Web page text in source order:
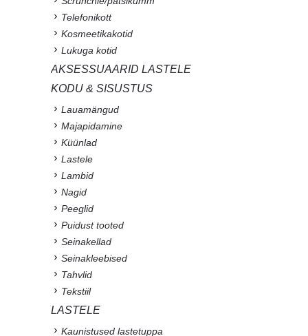
Telefonikott
Kosmeetikakotid
Lukuga kotid
AKSESSUAARID LASTELE
KODU & SISUSTUS
Lauamängud
Majapidamine
Küünlad
Lastele
Lambid
Nagid
Peeglid
Puidust tooted
Seinakellad
Seinakleebised
Tahvlid
Tekstiil
LASTELE
Kaunistused lastetuppa